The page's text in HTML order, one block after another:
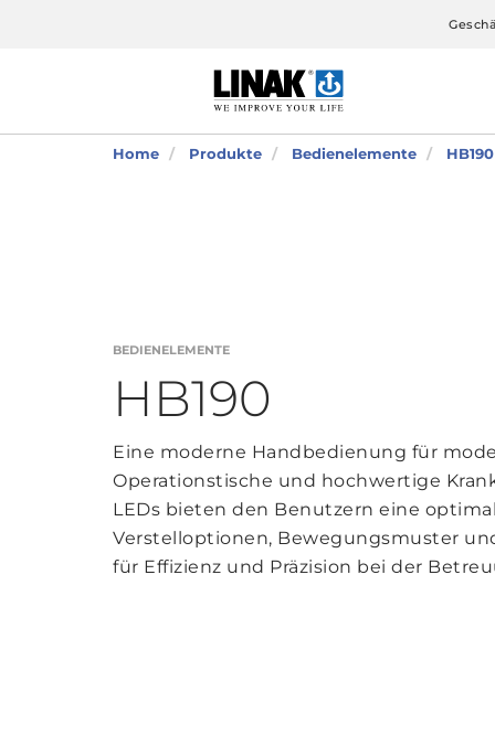
Home Produkte Bedienelemente HB190
BEDIENELEMENTE
HB190
Eine moderne Handbedienung für
Operationstische und hochwertige
LEDs bieten den Benutzern eine
Verstelloptionen, Bewegungsmuster
für Effizienz und Präzision bei der